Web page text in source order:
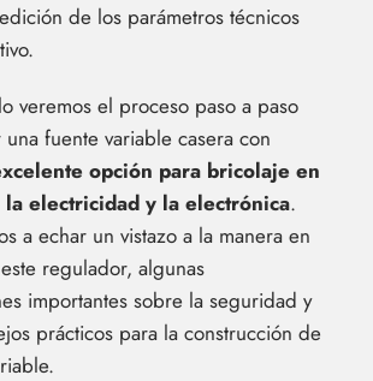
de los parámetros técnicos
veremos el proceso paso a paso
fuente variable casera con
opción para bricolaje en
electricidad y la electrónica.
a echar un vistazo a la manera en
regulador, algunas
importantes sobre la seguridad y
prácticos para la construcción de